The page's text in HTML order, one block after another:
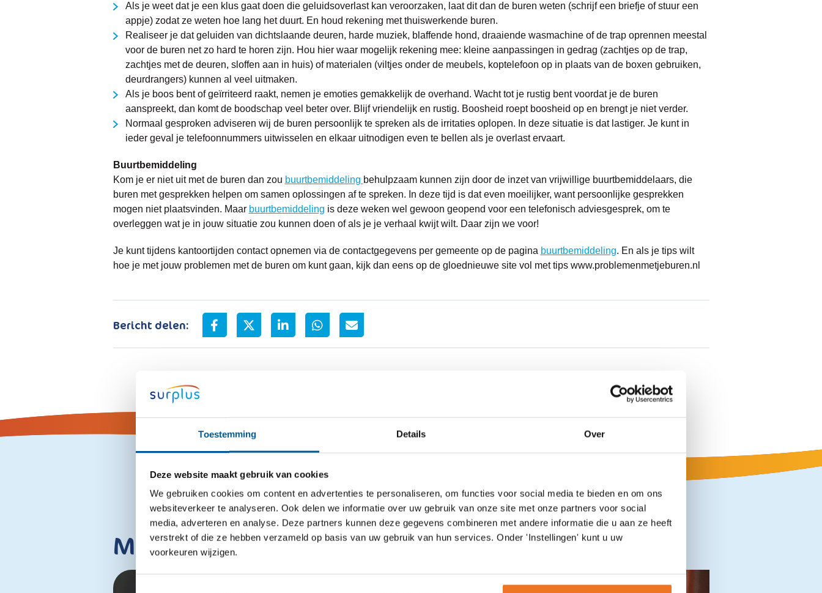
Toestemming Details Over
Deze website maakt gebruik van cookies
We gebruiken cookies om content en advertenties te personaliseren, om functies voor social media te bieden en om ons
websiteverkeer te analyseren. Ook delen we informatie over uw gebruik van onze site met onze partners voor social
media, adverteren en analyse. Deze partners kunnen deze gegevens combineren met andere informatie die u aan ze heeft
verstrekt of die ze hebben verzameld op basis van uw gebruik van hun services. Onder 'Instellingen' kunt u uw
voorkeuren wijzigen.
Als je weet dat je een klus gaat doen die geluidsoverlast kan veroorzaken, laat dit dan de buren weten (schrijf een briefje of stuur een
appje) zodat ze weten hoe lang het duurt. En houd rekening met thuiswerkende buren.
Realiseer je dat geluiden van dichtslaande deuren, harde muziek, blaffende hond, draaiende wasmachine of de trap oprennen meestal
voor de buren net zo hard te horen zijn. Hou hier waar mogelijk rekening mee: kleine aanpassingen in gedrag (zachtjes op de trap,
zachtjes met de deuren, sloffen aan in huis) of materialen (viltjes onder de meubels, koptelefoon op in plaats van de boxen gebruiken,
deurdrangers) kunnen al veel uitmaken.
Als je boos bent of geïrriteerd raakt, nemen je emoties gemakkelijk de overhand. Wacht tot je rustig bent voordat je de buren
aanspreekt, dan komt de boodschap veel beter over. Blijf vriendelijk en rustig. Boosheid roept boosheid op en brengt je niet verder.
Normaal gesproken adviseren wij de buren persoonlijk te spreken als de irritaties oplopen. In deze situatie is dat lastiger. Je kunt in
ieder geval je telefoonnummers uitwisselen en elkaar uitnodigen even te bellen als je overlast ervaart.
Buurtbemiddeling
Kom je er niet uit met de buren dan zou buurtbemiddeling behulpzaam kunnen zijn door de inzet van vrijwillige buurtbemiddelaars, die
buren met gesprekken helpen om samen oplossingen af te spreken. In deze tijd is dat even moeilijker, want persoonlijke gesprekken
mogen niet plaatsvinden. Maar buurtbemiddeling is deze weken wel gewoon geopend voor een telefonisch adviesgesprek, om te
overleggen wat je in jouw situatie zou kunnen doen of als je je verhaal kwijt wilt. Daar zijn we voor!
Je kunt tijdens kantoortijden contact opnemen via de contactgegevens per gemeente op de pagina buurtbemiddeling. En als je tips wilt
hoe je met jouw problemen met de buren om kunt gaan, kijk dan eens op de gloednieuwe site vol met tips www.problemenmetjeburen.nl
Bericht delen:
Meer interessant nieuws